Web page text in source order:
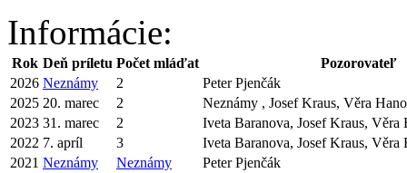
Informácie:
Rok Deň príletu Počet mláďat
Pozorovateľ
2026 Neznámy 2
Peter Pjenčák
2025 20. marec 2
Neznámy , Josef Kraus, Věra
2023 31. marec 2
Iveta Baranova, Josef Kraus, Věra
2022 7. apríl 3
Iveta Baranova, Josef Kraus, Věra
2021 Neznámy Neznámy
Peter Pjenčák